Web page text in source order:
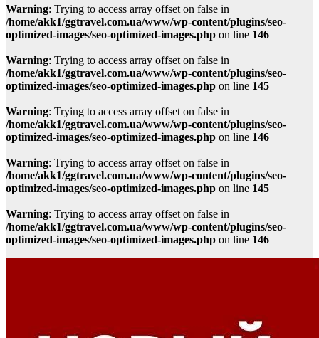
Warning: Trying to access array offset on false in
/home/akk1/ggtravel.com.ua/www/wp-content/plugins/seo-
optimized-images/seo-optimized-images.php on line 146
Warning: Trying to access array offset on false in
/home/akk1/ggtravel.com.ua/www/wp-content/plugins/seo-
optimized-images/seo-optimized-images.php on line 145
Warning: Trying to access array offset on false in
/home/akk1/ggtravel.com.ua/www/wp-content/plugins/seo-
optimized-images/seo-optimized-images.php on line 146
Warning: Trying to access array offset on false in
/home/akk1/ggtravel.com.ua/www/wp-content/plugins/seo-
optimized-images/seo-optimized-images.php on line 145
Warning: Trying to access array offset on false in
/home/akk1/ggtravel.com.ua/www/wp-content/plugins/seo-
optimized-images/seo-optimized-images.php on line 146